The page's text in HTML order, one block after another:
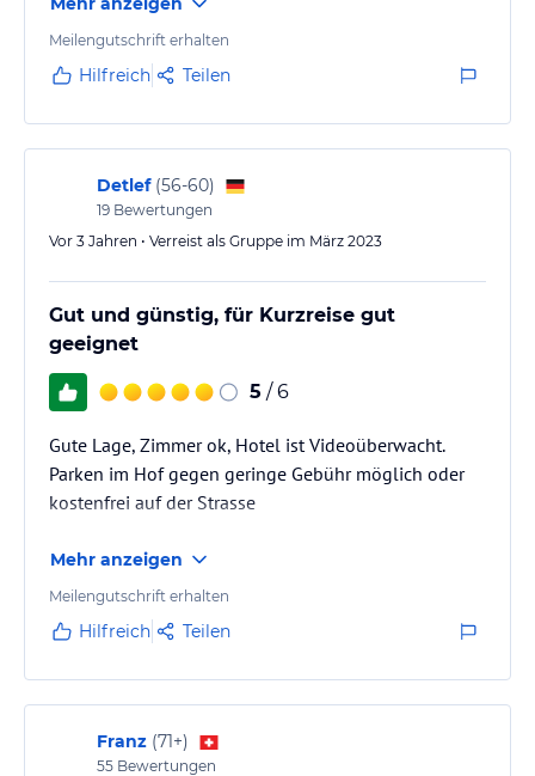
Meilengutschrift erhalten
Hilfreich Teilen
Detlef (56-60)
19 Bewertungen
Vor 3 Jahren • Verreist als Gruppe im März 2023
Gut und günstig, für Kurzreise gut
geeignet
5 / 6
Gute Lage, Zimmer ok, Hotel ist Videoüberwacht.
Parken im Hof gegen geringe Gebühr möglich oder
kostenfrei auf der Strasse
Mehr anzeigen
Meilengutschrift erhalten
Hilfreich Teilen
Franz (71+)
55 Bewertungen